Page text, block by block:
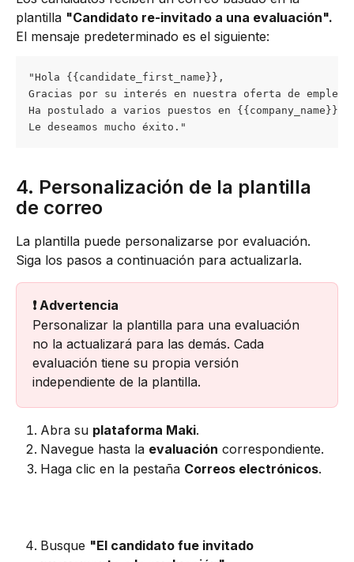
plantilla "Candidato re-invitado a una evaluación".
El mensaje predeterminado es el siguiente:
"Hola {{candidate_first_name}},
Gracias por su interés en nuestra oferta de empleo
Ha postulado a varios puestos en
Le deseamos mucho éxito."
4. Personalización de la plantilla
de correo
La plantilla puede personalizarse por evaluación.
Siga los pasos a continuación para actualizarla.
❗️ Advertencia
Personalizar la plantilla para una evaluación
no la actualizará para las demás. Cada
evaluación tiene su propia versión
independiente de la plantilla.
Abra su plataforma Maki.
Navegue hasta la evaluación correspondiente.
Haga clic en la pestaña Correos electrónicos.
Busque "El candidato fue invitado